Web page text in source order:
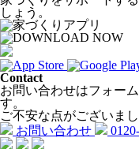
しょう。
Contact
お問い合わせはフォー
す。
ご不安な点がございま
お問い合わせ